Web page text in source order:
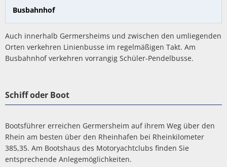
Busbahnhof
Auch innerhalb Germersheims und zwischen den umliegenden
Orten verkehren Linienbusse im regelmäßigen Takt. Am
Busbahnhof verkehren vorrangig Schüler-Pendelbusse.
Schiff oder Boot
Bootsführer erreichen Germersheim auf ihrem Weg über den
Rhein am besten über den Rheinhafen bei Rheinkilometer
385,35. Am Bootshaus des Motoryachtclubs finden Sie
entsprechende Anlegemöglichkeiten.